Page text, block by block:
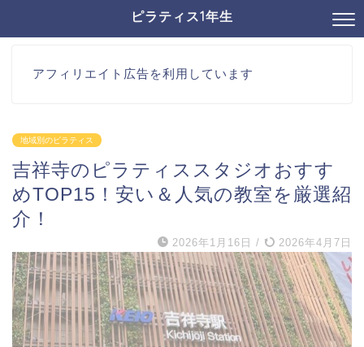
ピラティス1年生
アフィリエイト広告を利用しています
地域別のピラティス
吉祥寺のピラティススタジオおすす
めTOP15！安い＆人気の教室を厳選紹
介！
2026年1月16日 / 2026年4月7日